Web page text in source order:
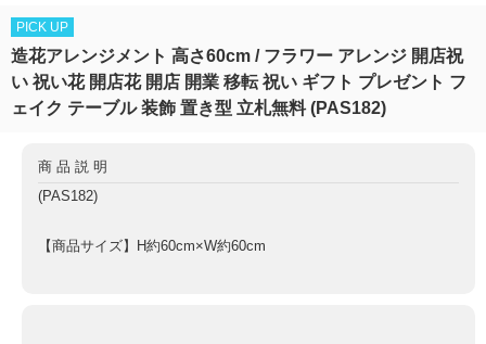
PICK UP
造花アレンジメント 高さ60cm / フラワー アレンジ 開店祝
い 祝い花 開店花 開店 開業 移転 祝い ギフト プレゼント フ
ェイク テーブル 装飾 置き型 立札無料 (PAS182)
商品説明
(PAS182)
【商品サイズ】H約60cm×W約60cm